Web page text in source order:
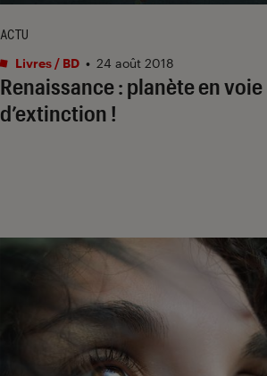
Renaissance : planète en voie
d’extinction !
ACTU
Livres / BD • 24 août 2018